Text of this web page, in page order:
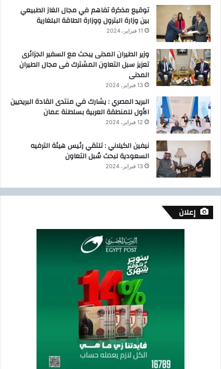
توقيع مذكرة تفاهم في مجال الغاز الطبيعي
بين وزارة البترول ووزارة الطاقة البلغارية
11 فبراير، 2024
وزير الطيران المدنى يبحث مع السفير الجزائرى
تعزيز سبل التعاون المشترك فى مجال الطيران
المدنى
13 فبراير، 2024
البريد المصري : يشارك في منتدى القادة البريديين
الأول للمنطقة العربية بسلطنة عمان
12 فبراير، 2024
نيفين الكيلاني : تلتقي رئيس هيئة الترفيه
السعودية لبحث سُبل التعاون
13 فبراير، 2024
إعلان